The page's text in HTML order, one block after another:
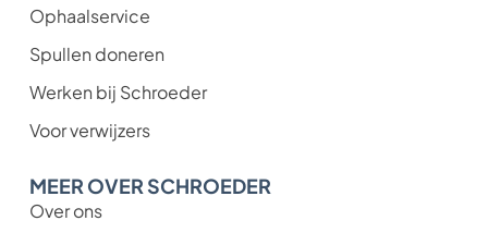
Ophaalservice
Spullen doneren
Werken bij Schroeder
Voor verwijzers
MEER OVER SCHROEDER
Over ons